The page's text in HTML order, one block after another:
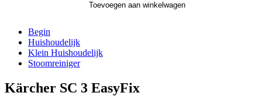
Toevoegen aan winkelwagen
Begin
Huishoudelijk
Klein Huishoudelijk
Stoomreiniger
Kärcher SC 3 EasyFix